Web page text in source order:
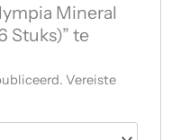
Mineral
Stuks)” te
Vereiste